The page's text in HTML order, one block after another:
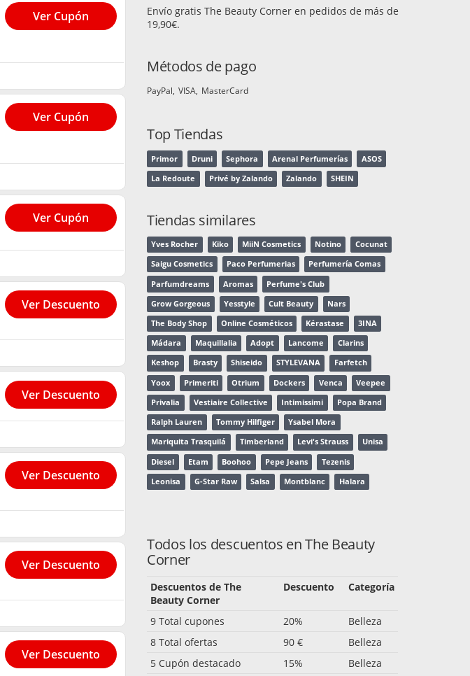
Ver Cupón
Ver Cupón
Ver Cupón
Ver Descuento
Ver Descuento
Ver Descuento
Ver Descuento
Ver Descuento
Envío gratis The Beauty Corner en pedidos de más de
19,90€.
Métodos de pago
PayPal VISA MasterCard
Top Tiendas
Primor Druni Sephora Arenal Perfumerías ASOS
La Redoute Privé by Zalando Zalando SHEIN
Tiendas similares
Yves Rocher Kiko MiiN Cosmetics Notino Cocunat
Saigu Cosmetics Paco Perfumerias Perfumería Comas
Parfumdreams Aromas Perfume's Club
Grow Gorgeous Yesstyle Cult Beauty Nars
The Body Shop Online Cosméticos Kérastase 3INA
Mádara Maquillalia Adopt Lancome Clarins
Keshop Brasty Shiseido STYLEVANA Farfetch
Yoox Primeriti Otrium Dockers Venca Veepee
Privalia Vestiaire Collective Intimissimi Popa Brand
Ralph Lauren Tommy Hilfiger Ysabel Mora
Mariquita Trasquilá Timberland Levi's Strauss Unisa
Diesel Etam Boohoo Pepe Jeans Tezenis
Leonisa G-Star Raw Salsa Montblanc Halara
Todos los descuentos en The Beauty
Corner
Descuentos de The
Beauty Corner
Descuento Categoría
9 Total cupones 20%
Belleza
8 Total ofertas
90 €
Belleza
5 Cupón destacado
15%
Belleza